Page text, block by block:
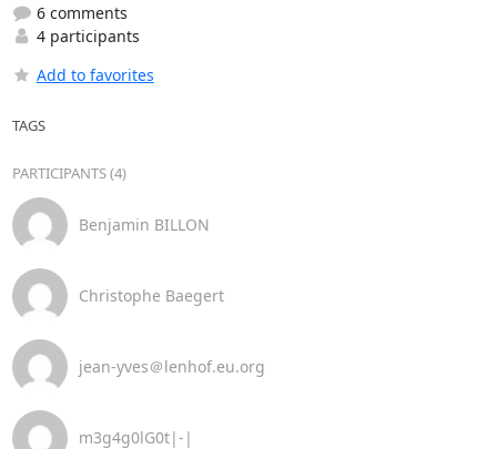
6 comments
4 participants
Add to favorites
TAGS
PARTICIPANTS (4)
Benjamin BILLON
Christophe Baegert
jean-yves＠lenhof.eu.org
m3g4g0lG0t|-|